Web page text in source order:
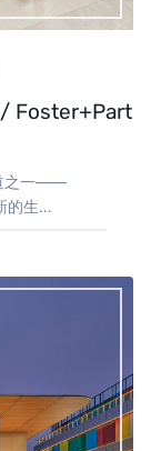
/
之一——
的生…